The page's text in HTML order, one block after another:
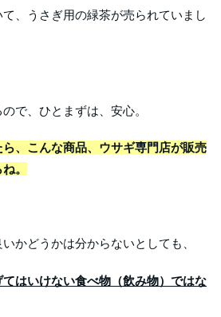
、うさぎ用の緑茶が売られていまし
で、ひとまずは、安心。
、こんな商品、ウサギ専門店が販売
。
かどうかは分からないとしても、
はいけない食べ物（飲み物）ではな